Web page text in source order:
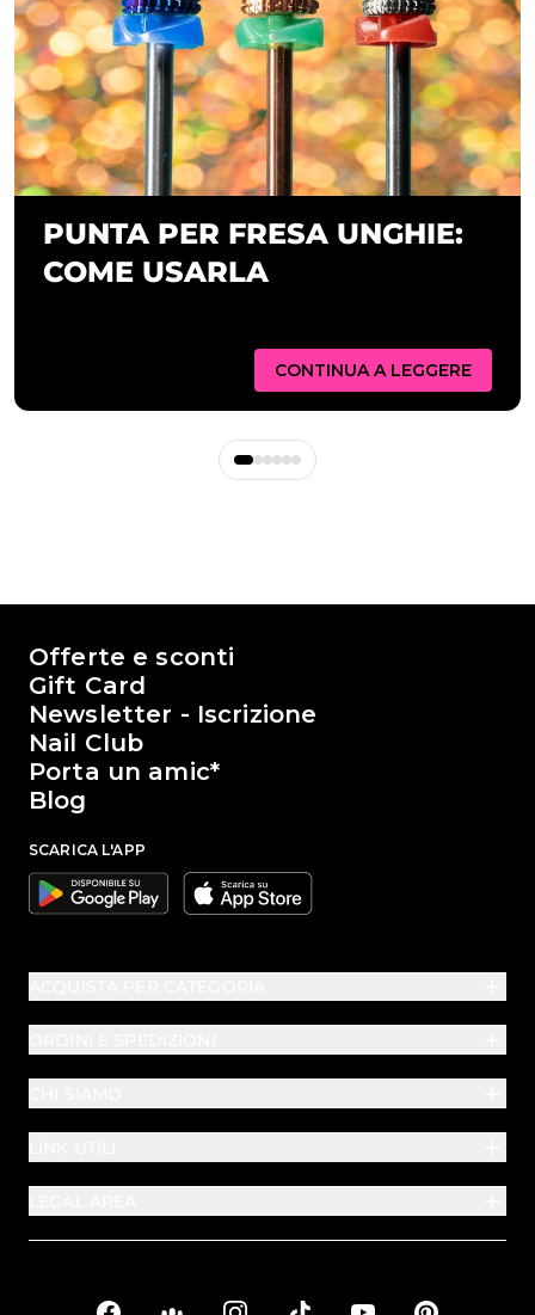
PUNTA PER FRESA UNGHIE:
COME USARLA
CONTINUA A LEGGERE
Il mondo di Passione Beauty
Offerte e sconti
Gift Card
Newsletter - Iscrizione
Nail Club
Porta un amic*
Blog
SCARICA L'APP
Google Apple
FacebookFacebook Groups
InstagramTikTok YouTubePinterest